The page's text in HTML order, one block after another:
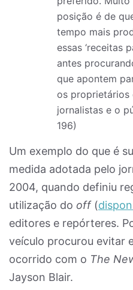
posição é de
tempo mais
essas ‘receitas
antes
que apontem
os proprietários
jornalistas e o
196)
Um exemplo do que é
medida adotada pelo
2004, quando definiu
utilização do off(
editores e repórteres.
veículo procurou evitar
ocorrido com o The
Jayson Blair.